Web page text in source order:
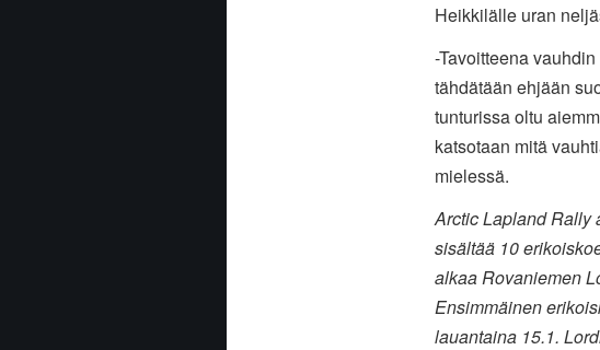
Heikkilälle uran
-Tavoitteena
tähdätään ehjään
tunturissa oltu
katsotaan mitä
mielessä.
Arctic Lapland Rally
sisältää 10
alkaa Rovaniemen
Ensimmäinen
lauantaina 15.1.